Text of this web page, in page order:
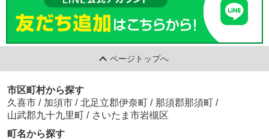
ページトップへ
市区町村から探す
久喜市 / 加須市 / 北足立郡伊奈町 / 那須郡那須町 /
山武郡九十九里町 / さいたま市岩槻区
町名から探す